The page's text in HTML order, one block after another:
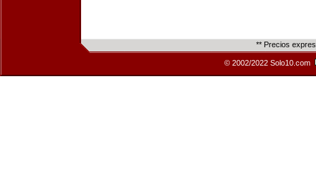
** Precios
© 2002/2022 Solo10.com